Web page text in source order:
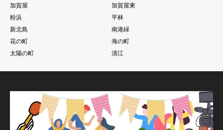
加賀屋
加賀屋東
粉浜
平林
新北島
南港緑
花の町
海の町
太陽の町
清江